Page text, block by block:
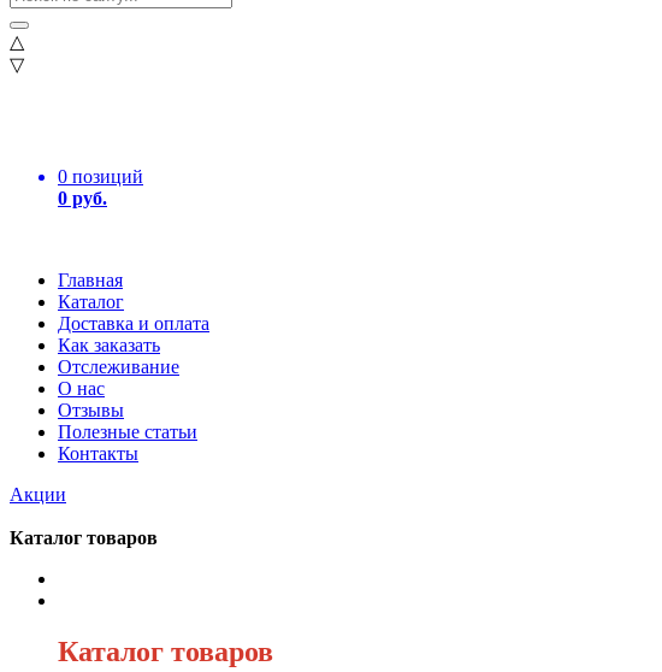
△
▽
0 позиций
0 руб.
Главная
Каталог
Доставка и оплата
Как заказать
Отслеживание
О нас
Отзывы
Полезные статьи
Контакты
Акции
Каталог товаров
Каталог товаров